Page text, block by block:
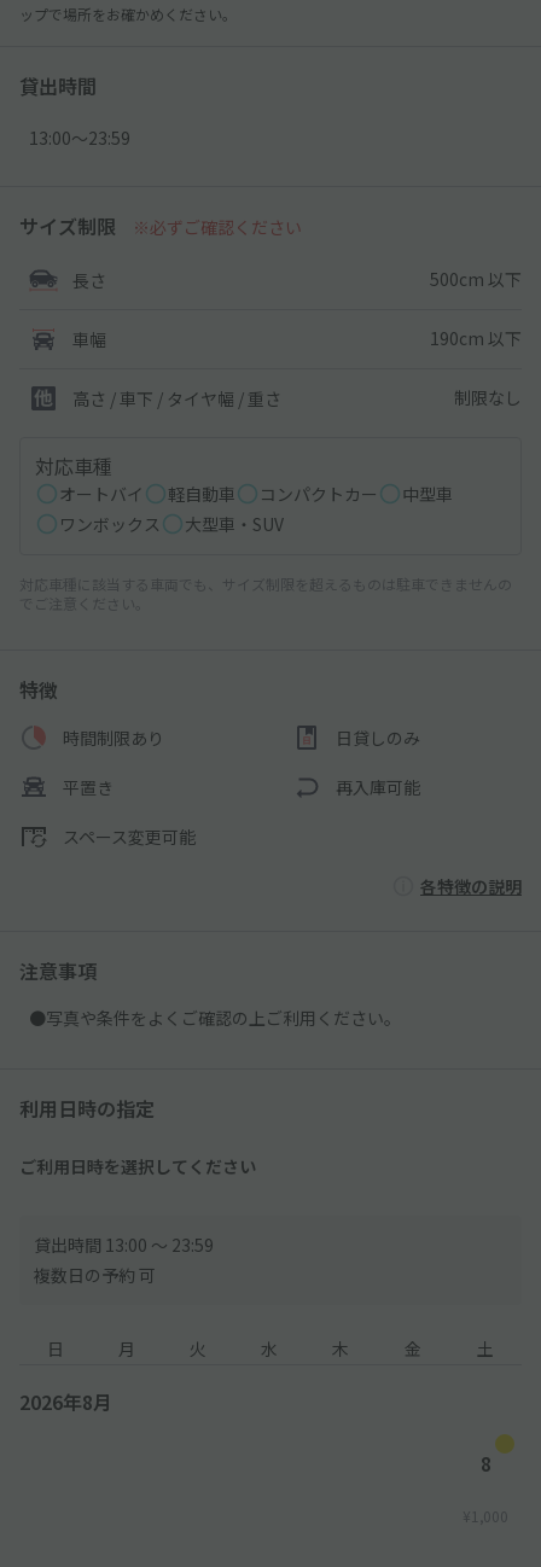
ップで場所をお確かめください。
貸出時間
13:00〜23:59
サイズ制限 ※必ずご確認ください
長さ 500cm 以下
車幅 190cm 以下
高さ / 車下 / タイヤ幅 / 重さ 制限なし
対応車種
オートバイ 軽自動車 コンパクトカー
中型車
ワンボックス
大型車・SUV
対応車種に該当する車両でも、サイズ制限を超えるものは駐車できませんの
でご注意ください。
特徴
時間制限あり 日貸しのみ
平置き 再入庫可能
スペース変更可能
各特徴の説明
注意事項
●写真や条件をよくご確認の上ご利用ください。
利用日時の指定
ご利用日時を選択してください
貸出時間 13:00 〜 23:59
複数日の予約 可
日 月 火 水 木 金 土
2026年8月
8
¥1,000